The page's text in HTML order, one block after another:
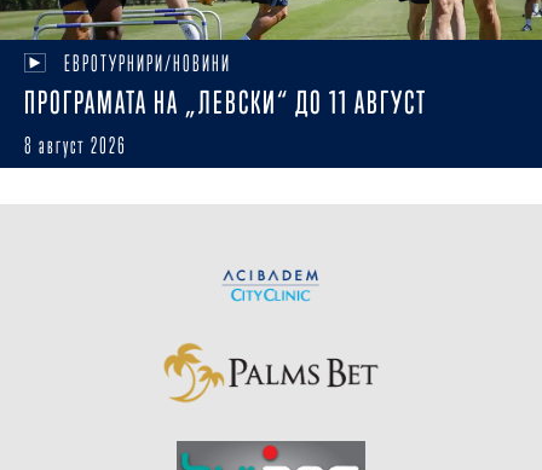
ЕВРОТУРНИРИ/НОВИНИ
ПРОГРАМАТА НА „ЛЕВСКИ“ ДО 11 АВГУСТ
8 август 2026